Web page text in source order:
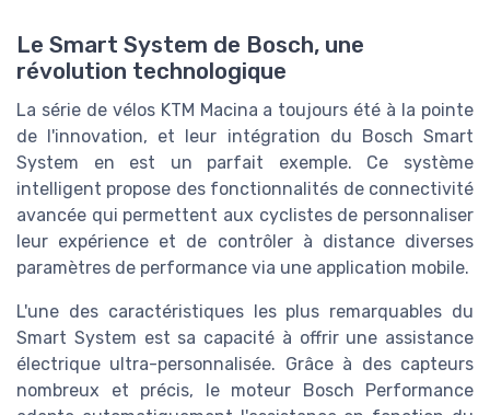
Le Smart System de Bosch, une
révolution technologique
La série de vélos KTM Macina a toujours été à la pointe
de l'innovation, et leur intégration du Bosch Smart
System en est un parfait exemple. Ce système
intelligent propose des fonctionnalités de connectivité
avancée qui permettent aux cyclistes de personnaliser
leur expérience et de contrôler à distance diverses
paramètres de performance via une application mobile.
L'une des caractéristiques les plus remarquables du
Smart System est sa capacité à offrir une assistance
électrique ultra-personnalisée. Grâce à des capteurs
nombreux et précis, le moteur Bosch Performance